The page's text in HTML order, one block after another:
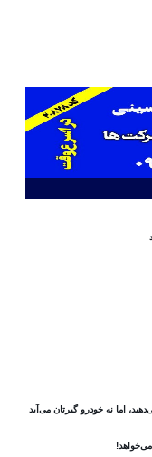
اما نه خودرو گیرتان می‌آید